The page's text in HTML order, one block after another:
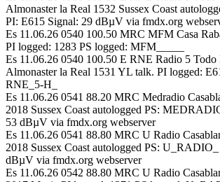
Almonaster la Real 1532 Sussex Coast
PI: E615 Signal: 29 dBµV via fmdx.org
Es 11.06.26 0540 100.50 MRC MFM Casa
PI logged: 1283 PS logged: MFM_____
Es 11.06.26 0540 100.50 E RNE Radio 5 Todo
Almonaster la Real 1531 YL talk. PI logged:
RNE_5-H_
Es 11.06.26 0541 88.20 MRC Medradio
2018 Sussex Coast autologged PS:
53 dBµV via fmdx.org webserver
Es 11.06.26 0541 88.80 MRC U Radio
2018 Sussex Coast autologged PS:
dBµV via fmdx.org webserver
Es 11.06.26 0542 88.80 MRC U Radio